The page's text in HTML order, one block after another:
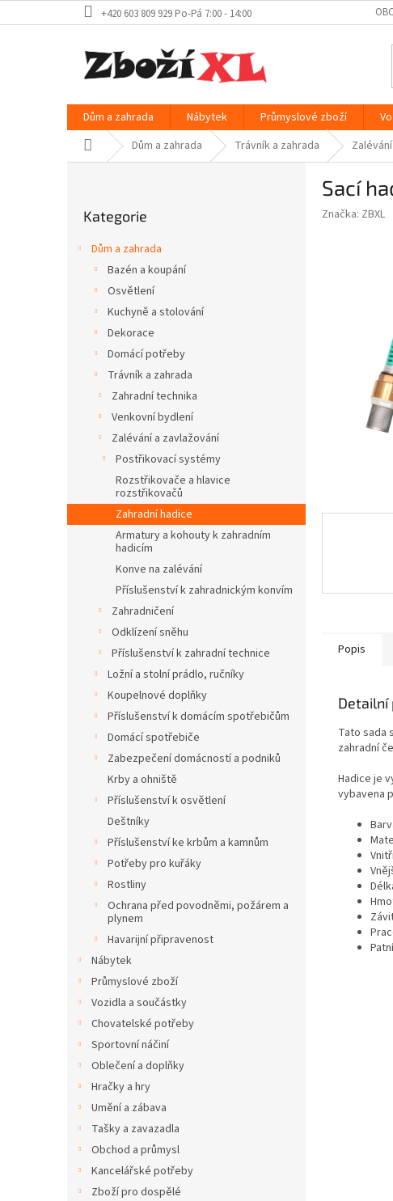
na
+420 603 809 929 Po-Pá 7:00 - 14:00
Dům a zahrada Nábytek Průmyslové zboží
Domů Dům a zahrada Trávník a zahrada
kategorie
Kategorie
Dům a zahrada
Bazén a koupání
Osvětlení
Kuchyně a stolování
Dekorace
Domácí potřeby
Trávník a zahrada
Zahradní technika
Venkovní bydlení
Zalévání a zavlažování
Postřikovací systémy
Rozstřikovače a hlavice
rozstřikovačů
Zahradní hadice
Armatury a kohouty k zahradním
hadicím
Konve na zalévání
Příslušenství k zahradnickým konvím
Zahradničení
Odklízení sněhu
Příslušenství k zahradní technice
Ložní a stolní prádlo, ručníky
Koupelnové doplňky
Příslušenství k domácím spotřebičům
Domácí spotřebiče
Zabezpečení domácností a podniků
Krby a ohniště
Příslušenství k osvětlení
Deštníky
Příslušenství ke krbům a kamnům
Potřeby pro kuřáky
Rostliny
Ochrana před povodněmi, požárem a
plynem
Havarijní připravenost
Nábytek
Průmyslové zboží
Vozidla a součástky
Chovatelské potřeby
Sportovní náčiní
Oblečení a doplňky
Hračky a hry
Umění a zábava
Tašky a zavazadla
Obchod a průmysl
Kancelářské potřeby
Zboží pro dospělé
Sací
Značka: ZBXL
Popis
Detailní
Tato sada
zahradní
Hadice je
vybavena